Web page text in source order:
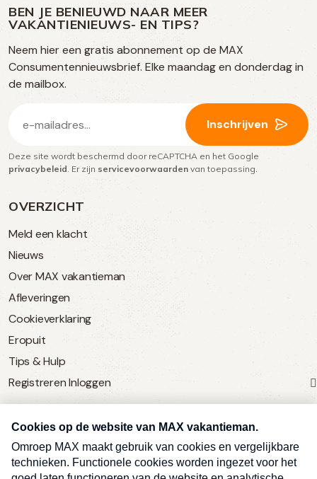
OVERZICHT
Meld een klacht
Nieuws
Over MAX vakantieman
Afleveringen
Cookieverklaring
Eropuit
Tips & Hulp
Registreren Inloggen
SERVICE
Over Omroep MAX
MAX Vandaag
op
social
media
op
Facebook
op
TikTok
op
Instagram
BEN JE BENIEUWD NAAR MEER
VAKANTIENIEUWS- EN TIPS?
Neem hier een gratis abonnement op de MAX
Consumentennieuwsbrief. Elke maandag en donderdag in
de mailbox.
mailadres
(Vereist)
Inschrijven
Deze site wordt beschermd door reCAPTCHA en het Google
privacybeleid. Er zijn servicevoorwaarden van toepassing.